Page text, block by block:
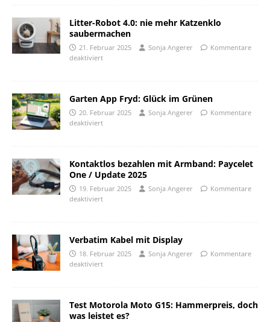
Litter-Robot 4.0: nie mehr Katzenklo
saubermachen
21. Februar 2025 Sonja Angerer
Kommentare
deaktiviert
Garten App Fryd: Glück im Grünen
20. Februar 2025 Sonja Angerer
Kommentare
deaktiviert
Kontaktlos bezahlen mit Armband: Paycelet
One / Update 2025
19. Februar 2025 Sonja Angerer
Kommentare
deaktiviert
Verbatim Kabel mit Display
18. Februar 2025 Sonja Angerer
Kommentare
deaktiviert
Test Motorola Moto G15: Hammerpreis, doch
was leistet es?